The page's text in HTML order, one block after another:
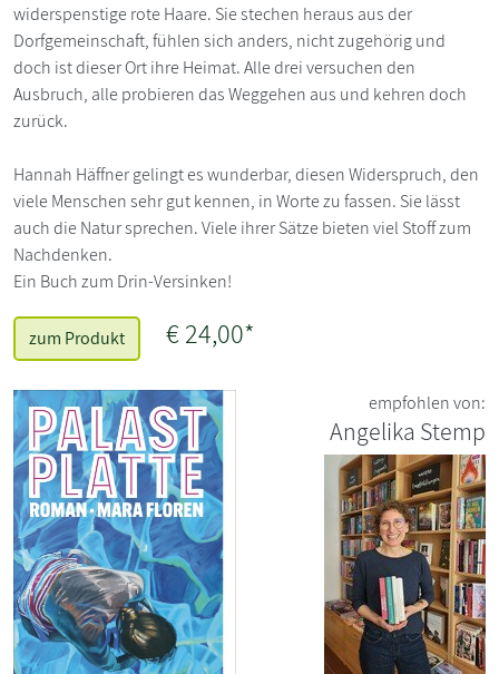
widerspenstige rote Haare. Sie stechen heraus aus der
Dorfgemeinschaft, fühlen sich anders, nicht zugehörig und
doch ist dieser Ort ihre Heimat. Alle drei versuchen den
Ausbruch, alle probieren das Weggehen aus und kehren doch
zurück.
Hannah Häffner gelingt es wunderbar, diesen Widerspruch, den
viele Menschen sehr gut kennen, in Worte zu fassen. Sie lässt
auch die Natur sprechen. Viele ihrer Sätze bieten viel Stoff zum
Nachdenken.
Ein Buch zum Drin-Versinken!
zum Produkt € 24,00*
empfohlen von:
Angelika Stemp